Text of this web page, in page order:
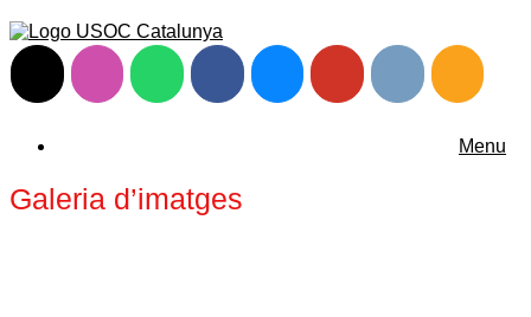
Menu
Galeria d’imatges